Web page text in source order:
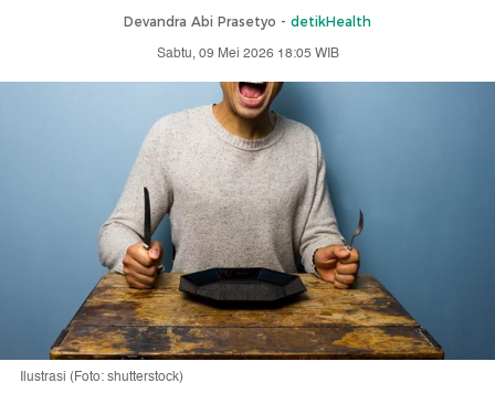
Devandra Abi Prasetyo - detikHealth
Sabtu, 09 Mei 2026 18:05 WIB
Ilustrasi (Foto: shutterstock)